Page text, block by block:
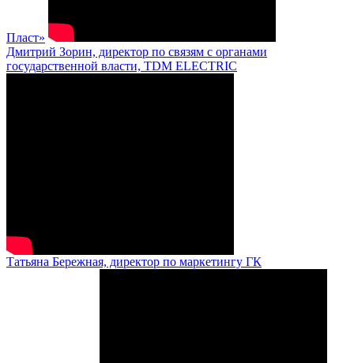
Пласт»
Дмитрий Зорин, директор по связям с органами
государственной власти, TDM ELECTRIC
Татьяна Бережная, директор по маркетингу ГК